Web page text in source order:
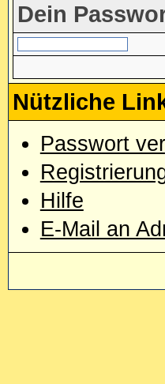
Dein
Nützliche
Passwort
Hilfe
E-Mail an